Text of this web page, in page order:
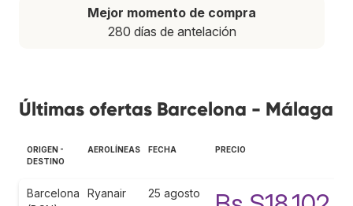
Mejor momento de compra
280 días de antelación
Últimas ofertas Barcelona - Málaga
ORIGEN -
DESTINO
AEROLÍNEAS FECHA PRECIO
Barcelona
Ryanair 25 agosto